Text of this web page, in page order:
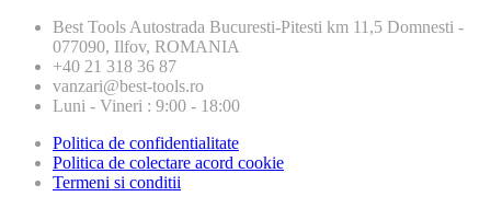
Best Tools Autostrada Bucuresti-Pitesti km 11,5 Domnesti -
077090, Ilfov, ROMANIA
+40 21 318 36 87
vanzari@best-tools.ro
Luni - Vineri : 9:00 - 18:00
Politica de confidentialitate
Politica de colectare acord cookie
Termeni si conditii